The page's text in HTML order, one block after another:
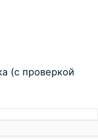
(с проверкой